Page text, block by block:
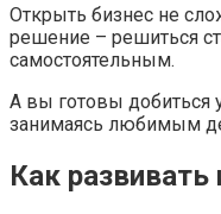
Открыть бизнес не
решение – решиться
самостоятельным.
А вы готовы добиться
занимаясь любимым
Как развивать